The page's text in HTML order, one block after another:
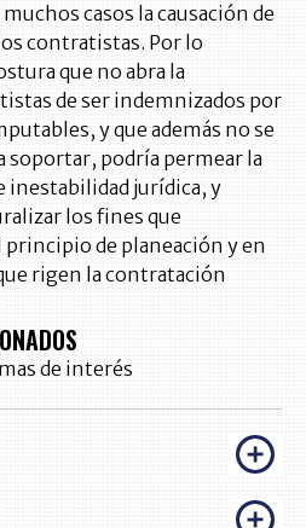
casos la causación de
contratistas. Por lo
que no abra la
de ser indemnizados por
y que además no se
soportar, podría permear la
inestabilidad jurídica, y
los fines que
de planeación y en
rigen la contratación
de interés